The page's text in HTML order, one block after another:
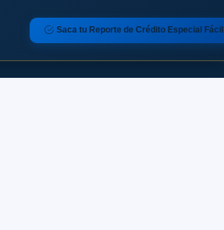
Saca tu Reporte de Crédito Especial Fácil